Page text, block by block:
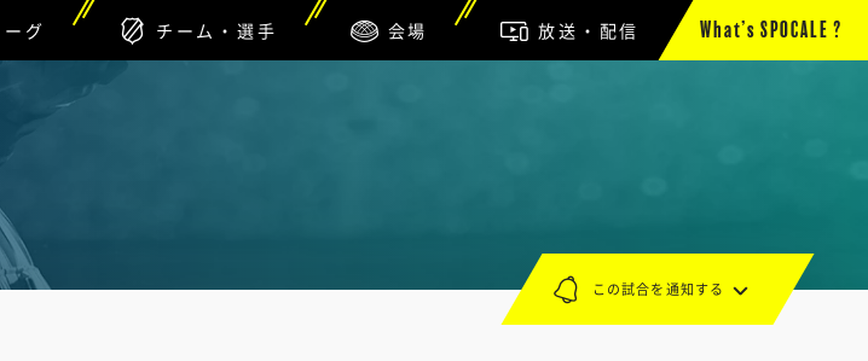
グ チーム・選手 会場 放送・配信 What’s SPOCALE ?
この試合を通知する